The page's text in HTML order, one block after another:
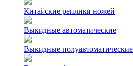
Китайские реплики ножей
Выкидные автоматические
Выкидные полуавтоматические